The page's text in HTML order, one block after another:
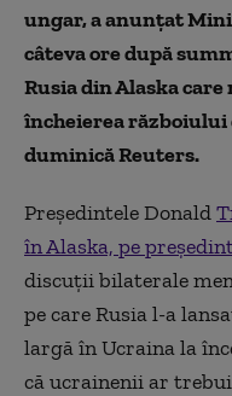
ungar, a anunţat
câteva ore după
Rusia din Alaska
încheierea
duminică Reuters.
Preşedintele Donald
în Alaska, pe
discuţii bilaterale
pe care Rusia l-a
largă în Ucraina la
că ucrainenii ar